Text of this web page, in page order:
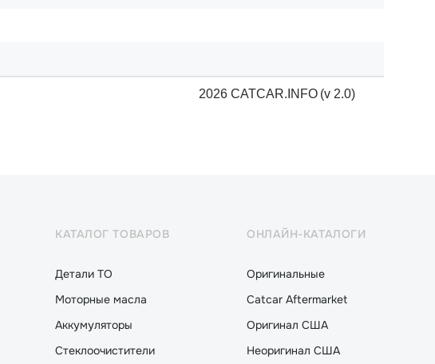
2026 CATCAR.INFO (v 2.0)
КАТАЛОГ ТОВАРОВ
Детали ТО
Моторные масла
Аккумуляторы
Стеклоочистители
ОНЛАЙН-КАТАЛОГИ
Оригинальные
Catcar Aftermarket
Оригинал США
Неоригинал США